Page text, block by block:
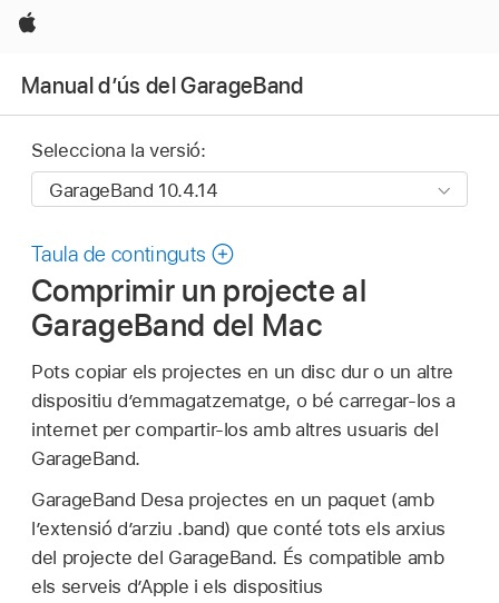
Apple
Manual d’ús del GarageBand
Selecciona la versió:
Taula de continguts
Comprimir un projecte al
GarageBand del Mac
Pots copiar els projectes en un disc dur o un altre
dispositiu d’emmagatzematge, o bé carregar-los a
internet per compartir-los amb altres usuaris del
GarageBand.
GarageBand Desa projectes en un paquet (amb
l’extensió d’arziu .band) que conté tots els arxius
del projecte del GarageBand. És compatible amb
els serveis d’Apple i els dispositius